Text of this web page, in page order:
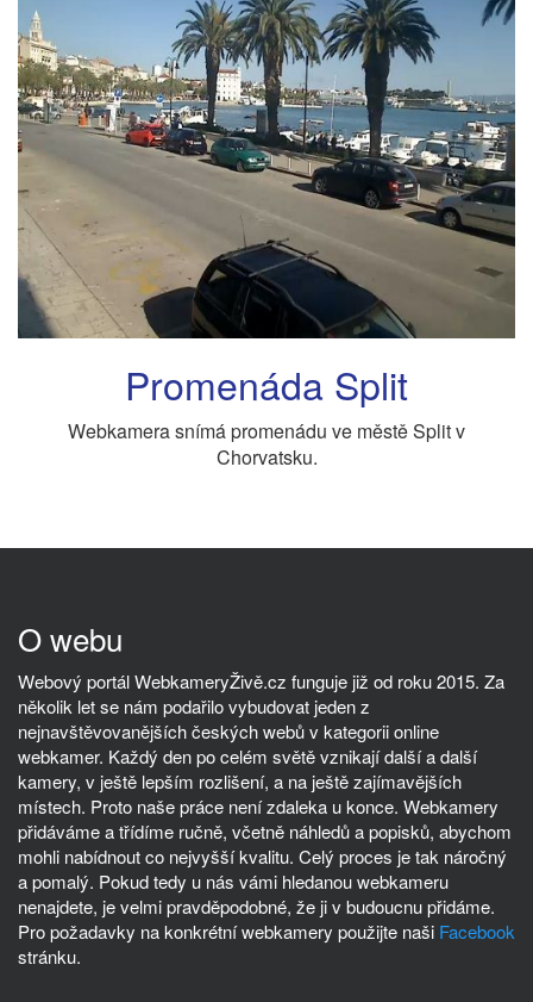
Promenáda Split
Webkamera snímá promenádu ve městě Split v
Chorvatsku.
O webu
Webový portál WebkameryŽivě.cz funguje již od roku 2015. Za
několik let se nám podařilo vybudovat jeden z
nejnavštěvovanějších českých webů v kategorii online
webkamer. Každý den po celém světě vznikají další a další
kamery, v ještě lepším rozlišení, a na ještě zajímavějších
místech. Proto naše práce není zdaleka u konce. Webkamery
přidáváme a třídíme ručně, včetně náhledů a popisků, abychom
mohli nabídnout co nejvyšší kvalitu. Celý proces je tak náročný
a pomalý. Pokud tedy u nás vámi hledanou webkameru
nenajdete, je velmi pravděpodobné, že ji v budoucnu přidáme.
Pro požadavky na konkrétní webkamery použijte naši Facebook
stránku.